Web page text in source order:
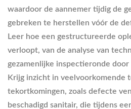
waardoor de aannemer tijdig de
gebreken te herstellen vóór de
Leer hoe een gestructureerde
verloopt, van de analyse van
gezamenlijke inspectieronde
Krijg inzicht in veelvoorkomende
tekortkomingen, zoals defecte
beschadigd sanitair, die tijdens